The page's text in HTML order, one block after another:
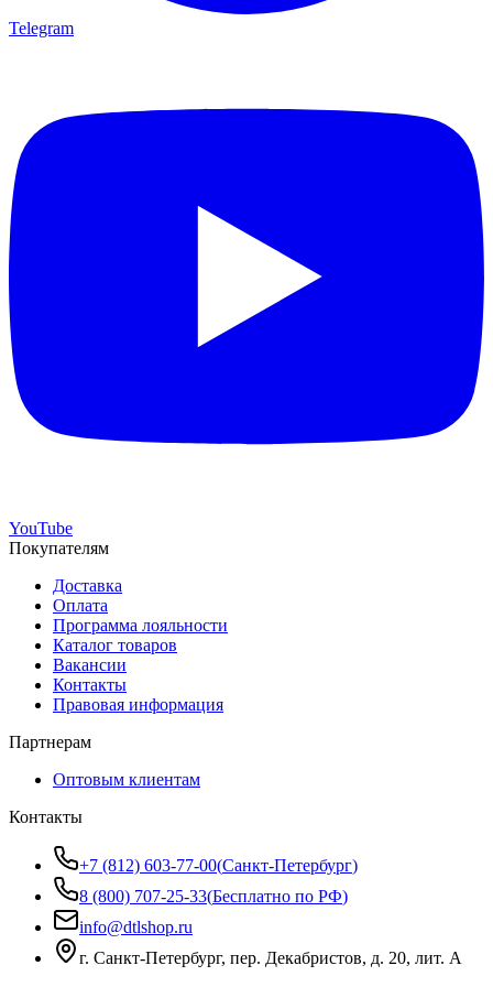
Telegram
YouTube
Покупателям
Доставка
Оплата
Программа лояльности
Каталог товаров
Вакансии
Контакты
Правовая информация
Партнерам
Оптовым клиентам
Контакты
+7 (812) 603-77-00(Санкт-Петербург)
8 (800) 707-25-33(Бесплатно по РФ)
info@dtlshop.ru
г. Санкт-Петербург, пер. Декабристов, д. 20, лит. А